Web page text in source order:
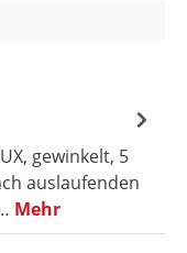
gewinkelt, 5
auslaufenden
Mehr